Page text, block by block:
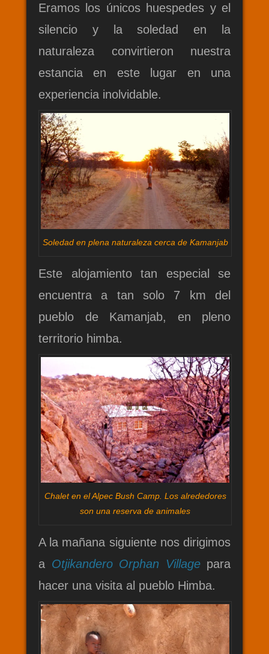
Eramos los únicos huespedes y el
silencio y la soledad en la
naturaleza convirtieron nuestra
estancia en este lugar en una
experiencia inolvidable.
Soledad en plena naturaleza cerca de Kamanjab
Este alojamiento tan especial se
encuentra a tan solo 7 km del
pueblo de Kamanjab, en pleno
territorio himba.
Chalet en el Alpec Bush Camp. Los alrededores
son una reserva de animales
A la mañana siguiente nos dirigimos
a Otjikandero Orphan Village para
hacer una visita al pueblo Himba.